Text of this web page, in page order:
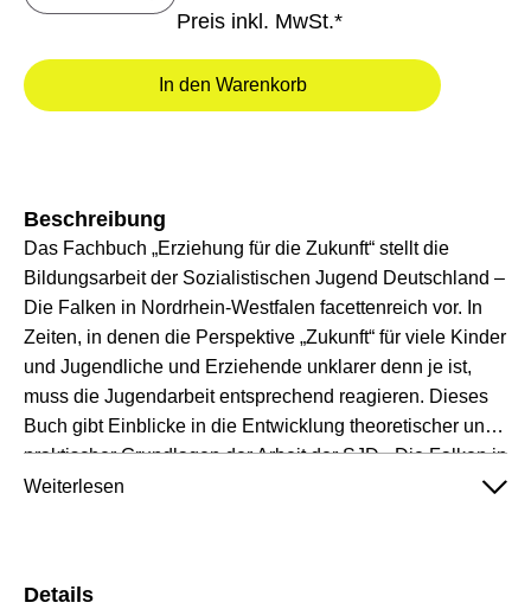
Preis inkl. MwSt.*
In den Warenkorb
Beschreibung
Das Fachbuch „Erziehung für die Zukunft“ stellt die
Bildungsarbeit der Sozialistischen Jugend Deutschland –
Die Falken in Nordrhein-Westfalen facettenreich vor. In
Zeiten, in denen die Perspektive „Zukunft“ für viele Kinder
und Jugendliche und Erziehende unklarer denn je ist,
muss die Jugendarbeit entsprechend reagieren. Dieses
Buch gibt Einblicke in die Entwicklung theoretischer und
praktischer Grundlagen der Arbeit der SJD –Die Falken in
NRW und stellt diese komplexe und vielfältige
Weiterlesen
Details